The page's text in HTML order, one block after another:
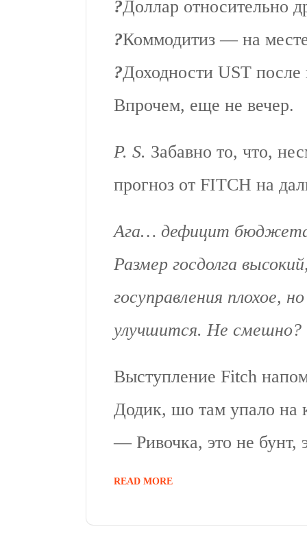
?Доллар относительно
?Коммодитиз — на
?Доходности UST
Впрочем, еще не вечер.
P. S. Забавно то, что,
прогноз от FITCH на
Ага… дефицит
Размер госдолга
госуправления плохое,
улучшится. Не
Выступление Fitch
Додик, шо там упало на
— Ривочка, это не бунт,
READ MORE